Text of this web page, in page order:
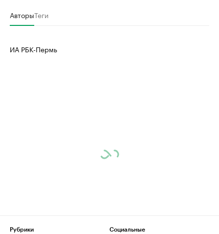
АвторыТеги
ИА РБК-Пермь
Рубрики
Социальные